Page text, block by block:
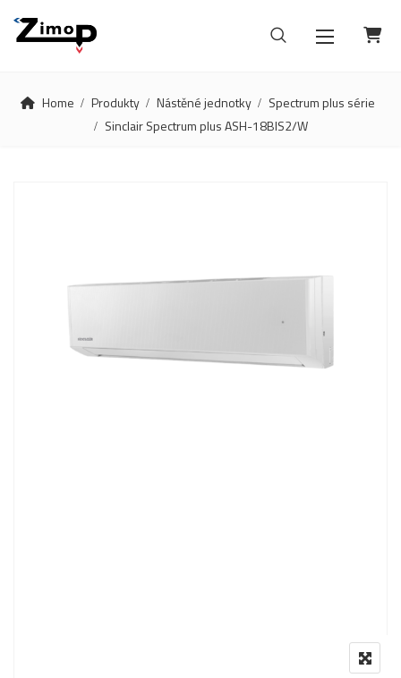
Home Produkty Nástěné jednotky
Spectrum plus série
Sinclair Spectrum plus ASH-18BIS2/W